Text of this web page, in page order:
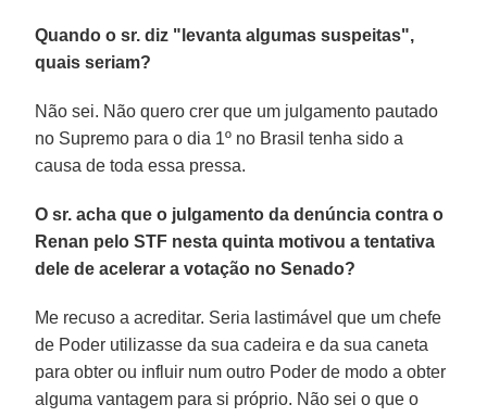
Quando o sr. diz "levanta algumas suspeitas",
quais seriam?
Não sei. Não quero crer que um julgamento pautado
no Supremo para o dia 1º no Brasil tenha sido a
causa de toda essa pressa.
O sr. acha que o julgamento da denúncia contra o
Renan pelo STF nesta quinta motivou a tentativa
dele de acelerar a votação no Senado?
Me recuso a acreditar. Seria lastimável que um chefe
de Poder utilizasse da sua cadeira e da sua caneta
para obter ou influir num outro Poder de modo a obter
alguma vantagem para si próprio. Não sei o que o